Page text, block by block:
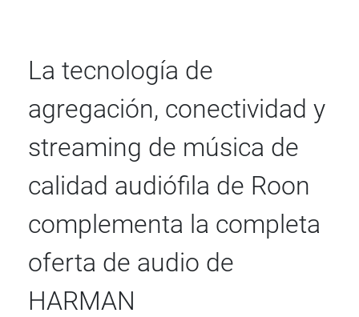
La tecnología de
agregación, conectividad y
streaming de música de
calidad audiófila de Roon
complementa la completa
oferta de audio de
HARMAN